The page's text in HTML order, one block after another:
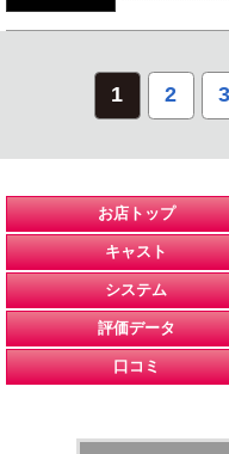
1 2 3
お店トップ
キャスト
システム
評価データ
口コミ